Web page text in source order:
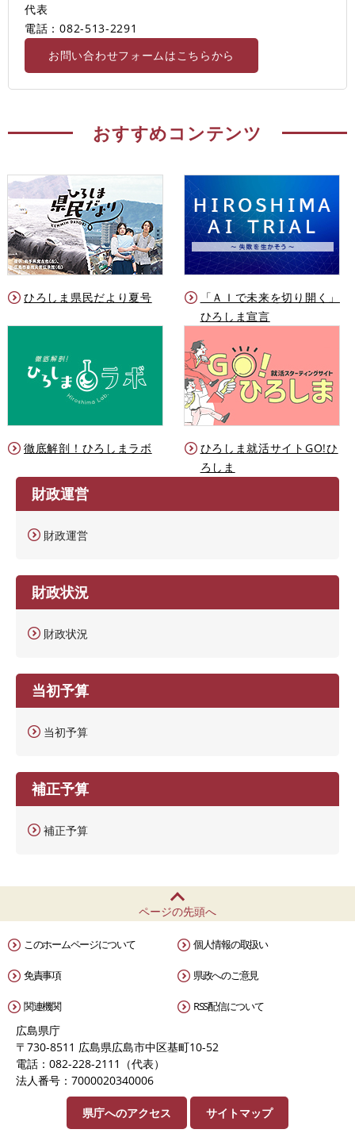
代表
電話：082-513‐2291
お問い合わせフォームはこちらから
おすすめコンテンツ
ひろしま県民だより夏号
「ＡＩで未来を切り開く」
ひろしま宣言
徹底解剖！ひろしまラボ
ひろしま就活サイトGO!ひ
ろしま
財政運営
財政運営
財政状況
財政状況
当初予算
当初予算
補正予算
補正予算
ページの先頭へ
このホームページについて 個人情報の取扱い
免責事項 県政へのご意見
関連機関 RSS配信について
広島県庁
〒730-8511 広島県広島市中区基町10-52
電話：082-228-2111（代表）
法人番号：7000020340006
県庁へのアクセス サイトマップ